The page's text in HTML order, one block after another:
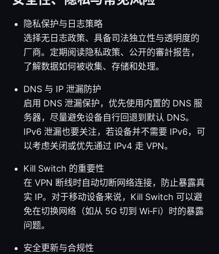
隐私保护与日志策略
选择无日志政策、具备司法独立性与透明度的
厂商。定期阅读隐私政策、公开的審計报告，
了解数据如何被收集、存储和处理。
DNS 与 IP 泄漏防护
启用 DNS 泄漏保护，优先使用内置的 DNS 服
务器，尽量避免设备自行回退到默认 DNS。
IPv6 泄漏也要关注，若设备并不需要 IPv6，可
以考虑关闭或优先通过 IPv4 走 VPN。
Kill Switch 的重要性
在 VPN 断线时自动切断网络连接，防止暴露真
实 IP。对于移动设备来说，Kill Switch 可以避
免在切换网络（如从 5G 切到 Wi‑Fi）时的暴露
问题。
安全更新与合规性